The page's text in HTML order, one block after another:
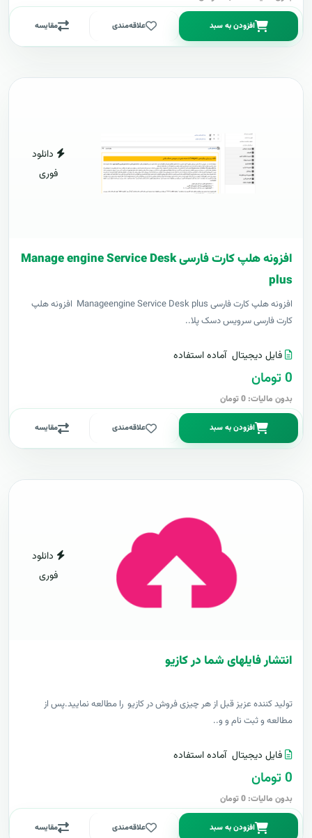
افزودن به سبد علاقه‌مندی مقایسه
دانلود
فوری
افزونه هلپ کارت فارسی Manage engine Service Desk
plus
افزونه هلپ کارت فارسی Manageengine Service Desk plus افزونه هلپ
کارت فارسی سرویس دسک پلا..
فایل دیجیتال آماده استفاده
0 تومان
بدون مالیات: 0 تومان
افزودن به سبد علاقه‌مندی مقایسه
دانلود
فوری
انتشار فایلهای شما در کازیو
توليد کننده عزيز قبل از هر چیزی فروش در کازیو را مطالعه نمایید.پس از
مطالعه و ثبت نام و و..
فایل دیجیتال آماده استفاده
0 تومان
بدون مالیات: 0 تومان
افزودن به سبد علاقه‌مندی مقایسه